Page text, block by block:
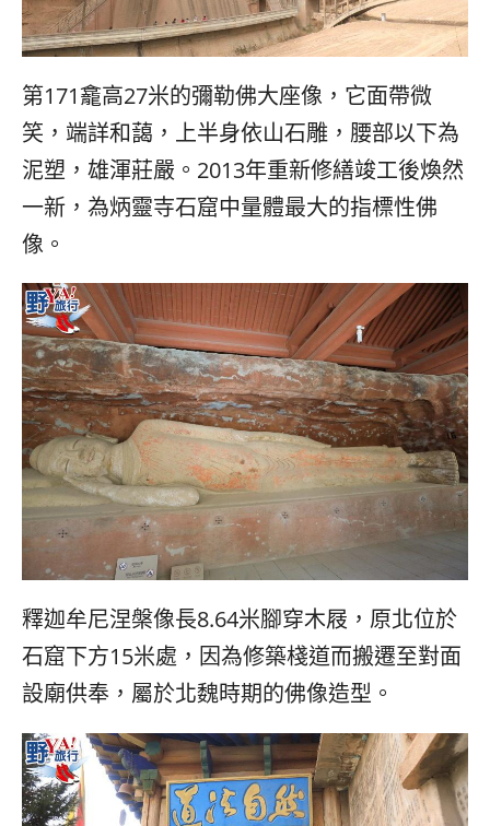
第171龕高27米的彌勒佛大座像，它面帶微
笑，端詳和藹，上半身依山石雕，腰部以下為
泥塑，雄渾莊嚴。2013年重新修繕竣工後煥然
一新，為炳靈寺石窟中量體最大的指標性佛
像。
釋迦牟尼涅槃像長8.64米腳穿木屐，原北位於
石窟下方15米處，因為修築棧道而搬遷至對面
設廟供奉，屬於北魏時期的佛像造型。